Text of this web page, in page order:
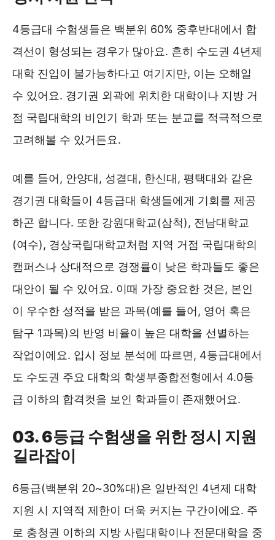
4등급대 수험생들은 백분위 60% 중후반대에서 합
격선이 형성되는 경우가 많아요. 흔히 수도권 4년제
대학 진입이 불가능하다고 여기지만, 이는 오해일
수 있어요. 경기권 외곽에 위치한 대학이나 지방 거
점 국립대학의 비인기 학과 또는 분교를 적극적으로
고려해볼 수 있거든요.
예를 들어, 안양대, 성결대, 한신대, 평택대와 같은
경기권 대학들이 4등급대 학생들에게 기회를 제공
하곤 합니다. 또한 강원대학교(삼척), 전남대학교
(여수), 경상국립대학교처럼 지역 거점 국립대학의
캠퍼스나 상대적으로 경쟁률이 낮은 학과들도 좋은
대안이 될 수 있어요. 이때 가장 중요한 것은, 본인
이 우수한 성적을 받은 과목(예를 들어, 영어 혹은
탐구 1과목)의 반영 비율이 높은 대학을 선별하는
작업이에요. 입시 정보 분석에 따르면, 4등급대에서
도 수도권 주요 대학의 학생부종합전형에서 4.0등
급 이하의 합격컷을 보인 학과들이 존재했어요.
03. 6등급 수험생을 위한 정시 지원
길라잡이
6등급(백분위 20~30%대)은 일반적인 4년제 대학
지원 시 지역적 제한이 더욱 커지는 구간이에요. 주
로 충청권 이하의 지방 사립대학이나 전문대학을 중